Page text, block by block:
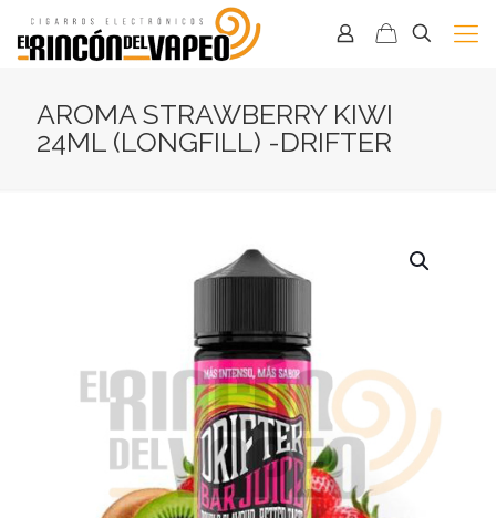
AROMA STRAWBERRY KIWI
24ML (LONGFILL) -DRIFTER